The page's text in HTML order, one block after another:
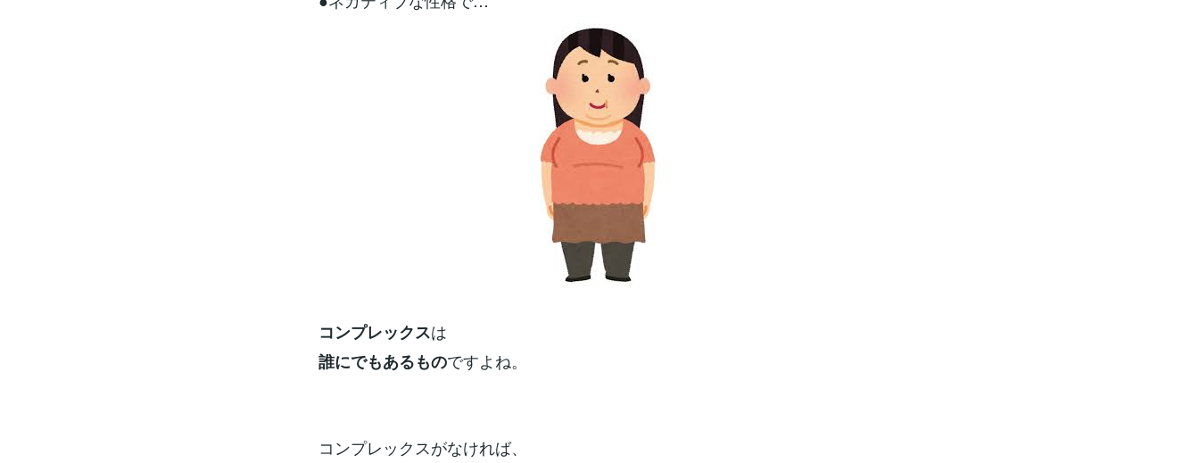
コンプレックスは
誰にでもあるものですよね。
コンプレックスがなければ、